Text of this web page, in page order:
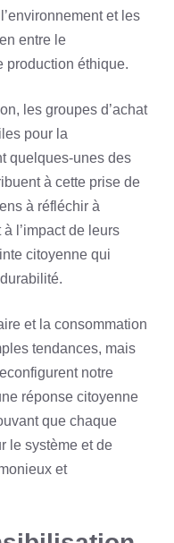
et les
entre le
production éthique.
les groupes d’achat
pour la
quelques-unes des
à cette prise de
à réfléchir à
à l’impact de leurs
citoyenne qui
et la consommation
tendances, mais
notre
réponse citoyenne
que chaque
le système et de
et